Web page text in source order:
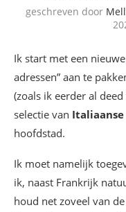
geschreven door
Ik start met een
adressen” aan te
(zoals ik eerder al
selectie van
hoofdstad.
Ik moet namelijk
ik, naast Frankrijk
houd net zoveel van